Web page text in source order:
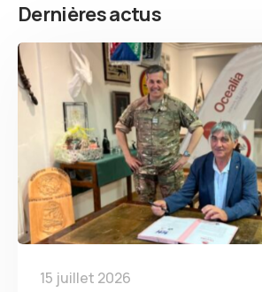
Dernières actus
15 juillet 2026